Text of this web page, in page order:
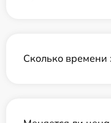
Сколько времени